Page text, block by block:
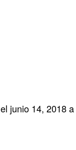
el junio 14, 2018